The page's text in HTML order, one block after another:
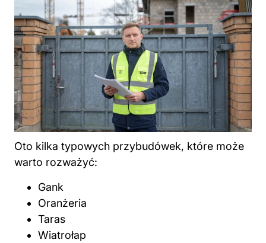
Oto kilka typowych przybudówek, które może
warto rozważyć:
Gank
Oranżeria
Taras
Wiatrołap